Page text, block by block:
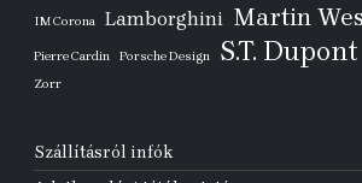
IM Corona Lamborghini Martin
Pierre Cardin Porsche Design S.T. Dupont
Zorr
Szállításról infók